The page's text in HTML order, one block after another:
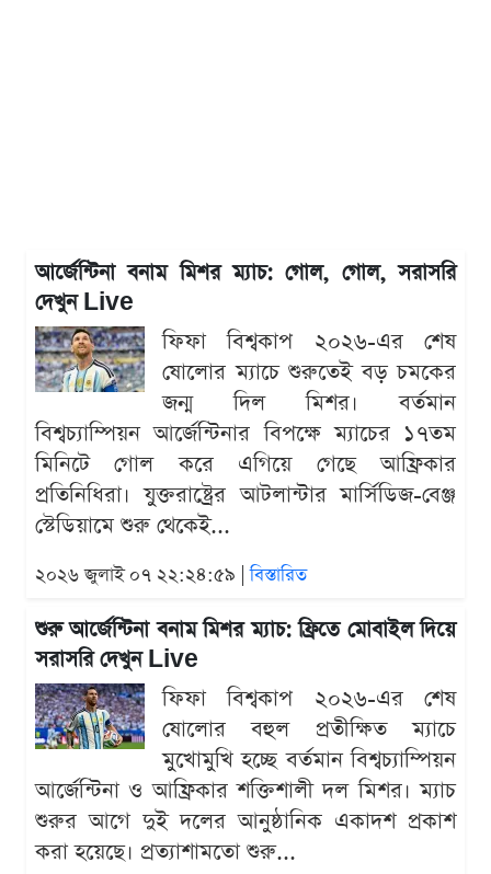
আর্জেন্টিনা বনাম মিশর ম্যাচ: গোল, গোল, সরাসরি
দেখুন Live
ফিফা বিশ্বকাপ ২০২৬-এর শেষ
ষোলোর ম্যাচে শুরুতেই বড় চমকের
জন্ম দিল মিশর। বর্তমান
বিশ্বচ্যাম্পিয়ন আর্জেন্টিনার বিপক্ষে ম্যাচের ১৭তম
মিনিটে গোল করে এগিয়ে গেছে আফ্রিকার
প্রতিনিধিরা। যুক্তরাষ্ট্রের আটলান্টার মার্সিডিজ-বেঞ্জ
স্টেডিয়ামে শুরু থেকেই...
২০২৬ জুলাই ০৭ ২২:২৪:৫৯ |বিস্তারিত
শুরু আর্জেন্টিনা বনাম মিশর ম্যাচ: ফ্রিতে মোবাইল দিয়ে
সরাসরি দেখুন Live
ফিফা বিশ্বকাপ ২০২৬-এর শেষ
ষোলোর বহুল প্রতীক্ষিত ম্যাচে
মুখোমুখি হচ্ছে বর্তমান বিশ্বচ্যাম্পিয়ন
আর্জেন্টিনা ও আফ্রিকার শক্তিশালী দল মিশর। ম্যাচ
শুরুর আগে দুই দলের আনুষ্ঠানিক একাদশ প্রকাশ
করা হয়েছে। প্রত্যাশামতো শুরু...